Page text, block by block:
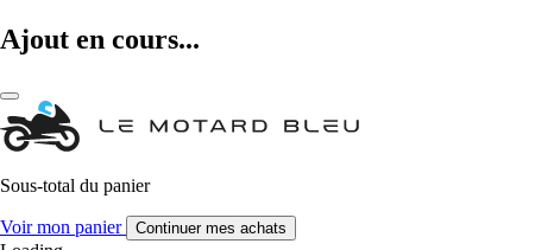
Ajout en cours...
Sous-total du panier
Voir mon panier Continuer mes achats